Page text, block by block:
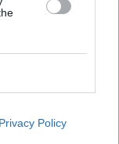
Privacy Policy